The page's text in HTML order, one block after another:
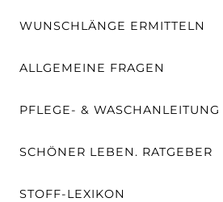
WUNSCHLÄNGE ERMITTELN
ALLGEMEINE FRAGEN
PFLEGE- & WASCHANLEITUNG
SCHÖNER LEBEN. RATGEBER
STOFF-LEXIKON